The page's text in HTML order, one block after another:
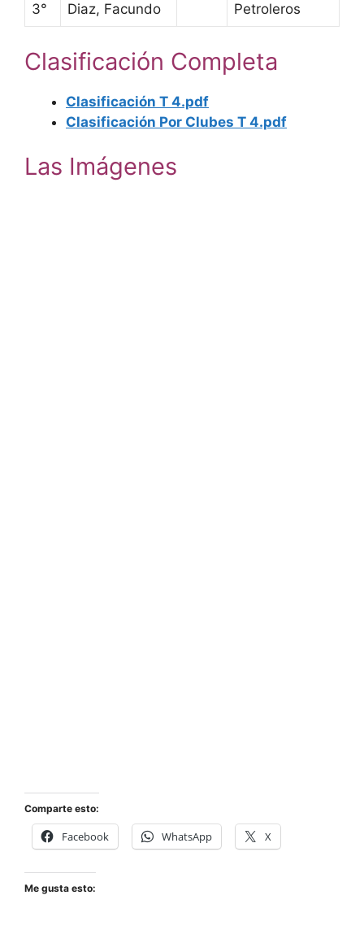
3° Diaz, Facundo Petroleros
Clasificación Completa
Clasificación T 4.pdf
Clasificación Por Clubes T 4.pdf
Las Imágenes
Comparte esto:
Facebook WhatsApp X
Me gusta esto: